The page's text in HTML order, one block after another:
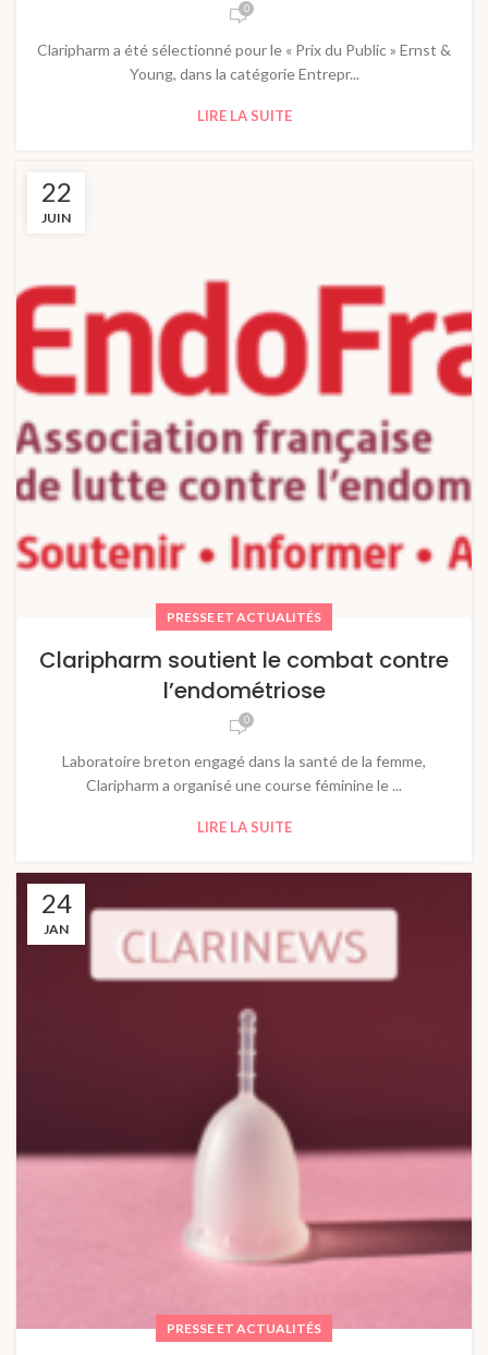
0
Claripharm a été sélectionné pour le « Prix du Public » Ernst &
Young, dans la catégorie Entrepr...
LIRE LA SUITE
22
JUIN
PRESSE ET ACTUALITÉS
Claripharm soutient le combat contre
l’endométriose
0
Laboratoire breton engagé dans la santé de la femme,
Claripharm a organisé une course féminine le ...
LIRE LA SUITE
24
JAN
PRESSE ET ACTUALITÉS